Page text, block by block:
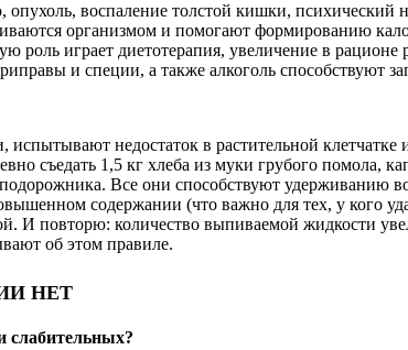
воспаление толстой кишки,
организмом и помогают формированию
роль играет диетотерапия, увеличение в
и специи, а также алкоголь способствуют
испытывают недостаток в растительной
съедать 1,5 кг хлеба из муки грубого помола,
Все они способствуют
содержании (что важно для тех, у кого
И повторю: количество выпиваемой жидкости
об этом правиле.
НЕТ
слабительных?